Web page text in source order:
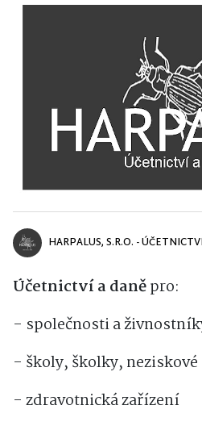
HARPALUS, S.R.O. -
Účetnictví a daněpro:
- společnosti a
- školy, školky, neziskové
- zdravotnická zařízení